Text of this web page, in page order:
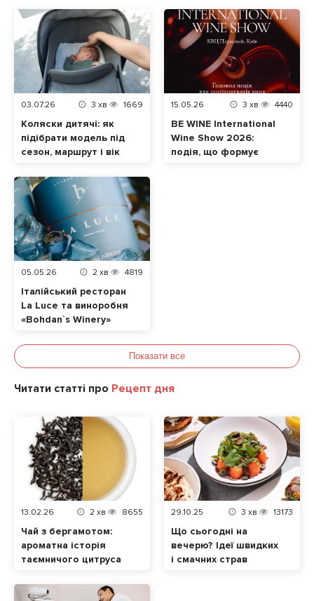
03.07.26 3 хв 1669
Коляски дитячі: як
підібрати модель під
сезон, маршрут і вік
15.05.26 3 хв 4440
BE WINE International
Wine Show 2026:
подія, що формує
05.05.26 2 хв 4819
Італійський ресторан
La Luce та виноробня
«Bohdan`s Winery»
авторське Піно
Показати все
Читати статті про Рецепт дня
13.02.26 2 хв 8655
Чай з бергамотом:
ароматна історія
таємничого цитруса
29.10.25 3 хв 13173
Що сьогодні на
вечерю? Ідеї швидких
і смачних страв